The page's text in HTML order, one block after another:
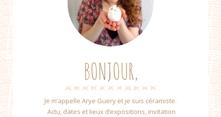
BONJOUR,
Je m’appelle Arye Guery et je suis céramiste.
Actu, dates et lieux d’expositions, invitation